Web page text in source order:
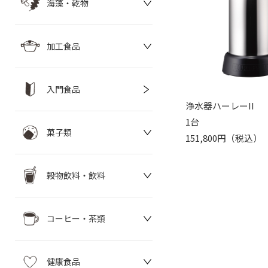
海藻・乾物
加工食品
入門食品
菓子類
穀物飲料・飲料
コーヒー・茶類
健康食品
浄水器ハーレーII
1台
151,800円（税込）